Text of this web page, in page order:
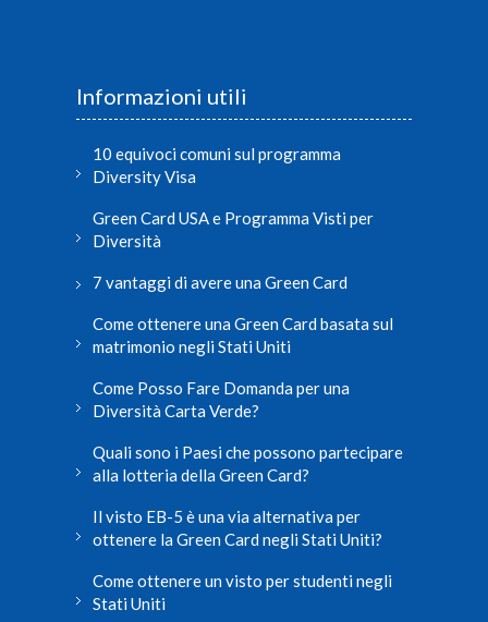
Informazioni utili
10 equivoci comuni sul programma
Diversity Visa
Green Card USA e Programma Visti per
Diversità
7 vantaggi di avere una Green Card
Come ottenere una Green Card basata sul
matrimonio negli Stati Uniti
Come Posso Fare Domanda per una
Diversità Carta Verde?
Quali sono i Paesi che possono partecipare
alla lotteria della Green Card?
Il visto EB-5 è una via alternativa per
ottenere la Green Card negli Stati Uniti?
Come ottenere un visto per studenti negli
Stati Uniti